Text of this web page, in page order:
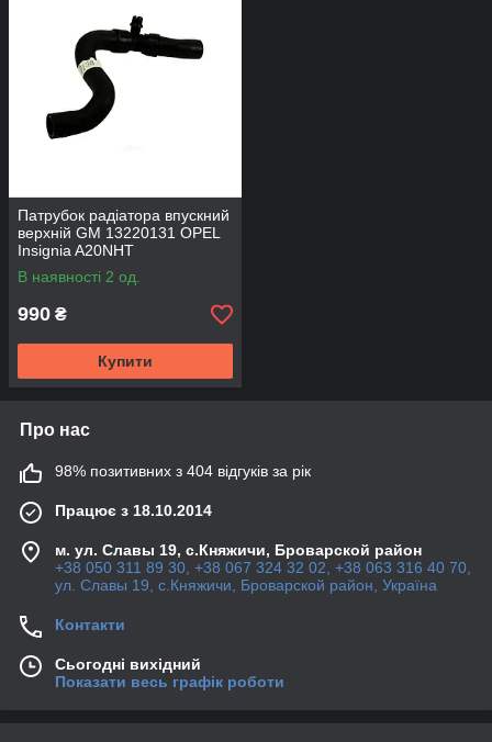
Патрубок радіатора впускний
верхній GM 13220131 OPEL
Insignia A20NHT
A20NFT&Buick Regal 2.0L
В наявності 2 од.
990 ₴
Купити
Про нас
98% позитивних з 404 відгуків за рік
Працює з 18.10.2014
м. ул. Славы 19, с.Княжичи, Броварской район
+38 050 311 89 30, +38 067 324 32 02, +38 063 316 40 70,
ул. Славы 19, с.Княжичи, Броварской район, Україна
Контакти
Сьогодні вихідний
Показати весь графік роботи